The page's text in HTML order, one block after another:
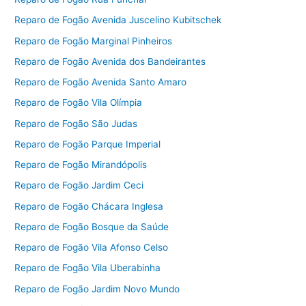
Reparo de Fogão Avenida Juscelino Kubitschek
Reparo de Fogão Marginal Pinheiros
Reparo de Fogão Avenida dos Bandeirantes
Reparo de Fogão Avenida Santo Amaro
Reparo de Fogão Vila Olímpia
Reparo de Fogão São Judas
Reparo de Fogão Parque Imperial
Reparo de Fogão Mirandópolis
Reparo de Fogão Jardim Ceci
Reparo de Fogão Chácara Inglesa
Reparo de Fogão Bosque da Saúde
Reparo de Fogão Vila Afonso Celso
Reparo de Fogão Vila Uberabinha
Reparo de Fogão Jardim Novo Mundo